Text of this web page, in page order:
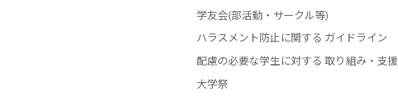
学友会(部活動・サークル等)
ハラスメント防止に関する ガイドライン
配慮の必要な学生に対する 取り組み・支援
大学祭